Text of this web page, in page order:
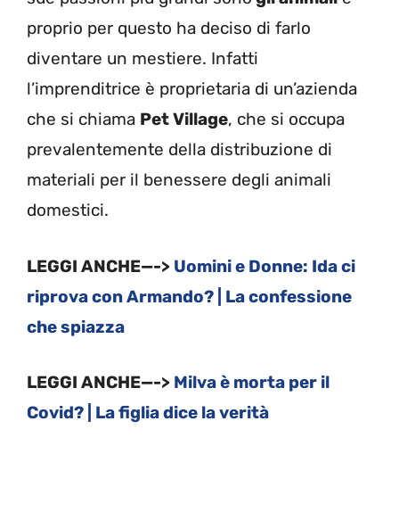
proprio per questo ha deciso di farlo
diventare un mestiere. Infatti
l’imprenditrice è proprietaria di un’azienda
che si chiama Pet Village, che si occupa
prevalentemente della distribuzione di
materiali per il benessere degli animali
domestici.
LEGGI ANCHE—-> Uomini e Donne: Ida ci
riprova con Armando? | La confessione
che spiazza
LEGGI ANCHE—-> Milva è morta per il
Covid? | La figlia dice la verità